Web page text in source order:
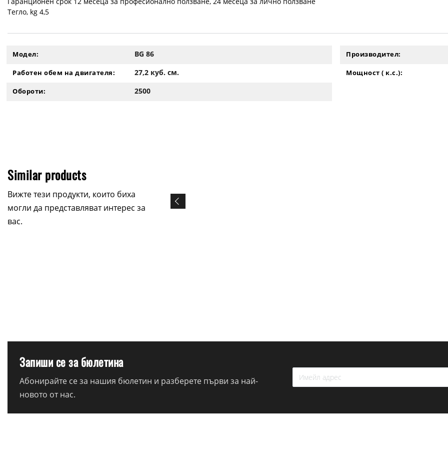
Тегло, kg 4,5
Модел: BG 86 Производител:
Работен обем на двигателя: 27,2 куб. см. Мощност ( к.с.):
Обороти: 2500
Similar products
Вижте тези продукти, които биха
могли да представляват интерес за
вас.
Запиши се за бюлетина
Абонирайте се за нашия бюлетин и разберете първи за най-
новото от нас.